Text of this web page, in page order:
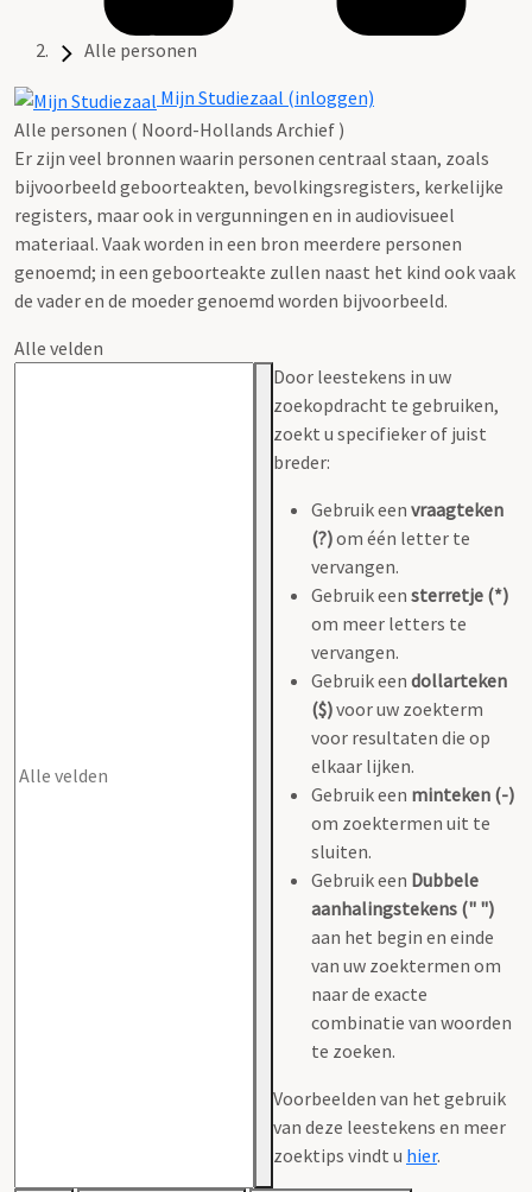
Alle personen
Mijn Studiezaal (inloggen)
Alle personen ( Noord-Hollands Archief )
Er zijn veel bronnen waarin personen centraal staan, zoals
bijvoorbeeld geboorteakten, bevolkingsregisters, kerkelijke
registers, maar ook in vergunningen en in audiovisueel
materiaal. Vaak worden in een bron meerdere personen
genoemd; in een geboorteakte zullen naast het kind ook vaak
de vader en de moeder genoemd worden bijvoorbeeld.
Alle velden
Door leestekens in uw
zoekopdracht te gebruiken,
zoekt u specifieker of juist
breder:
Gebruik een vraagteken
(?)om één letter te
vervangen.
Gebruik een sterretje (*)
om meer letters te
vervangen.
Gebruik een dollarteken
($)voor uw zoekterm
voor resultaten die op
elkaar lijken.
Gebruik een minteken (-)
om zoektermen uit te
sluiten.
Gebruik een Dubbele
aanhalingstekens (" ")
aan het begin en einde
van uw zoektermen om
naar de exacte
combinatie van woorden
te zoeken.
Voorbeelden van het gebruik
van deze leestekens en meer
zoektips vindt u hier.